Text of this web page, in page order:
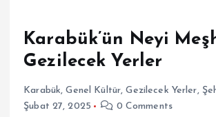
Karabük’ün Neyi
Gezilecek Yerler
Karabük,Genel Kültür,Gezilecek Yerler,
Şubat 27, 2025
0 Comments